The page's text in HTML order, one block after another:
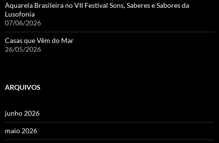
Aquarela Brasileira no VII Festival Sons, Saberes e Sabores da
Lusofonia
07/06/2026
Casas que Vêm do Mar
26/05/2026
ARQUIVOS
junho 2026
maio 2026